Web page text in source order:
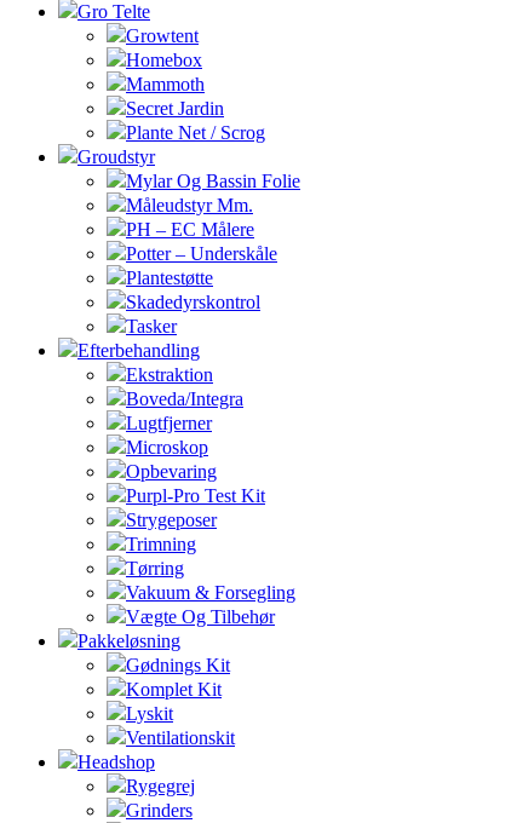
Gro Telte
Growtent
Homebox
Mammoth
Secret Jardin
Plante Net / Scrog
Groudstyr
Mylar Og Bassin Folie
Måleudstyr Mm.
PH – EC Målere
Potter – Underskåle
Plantestøtte
Skadedyrskontrol
Tasker
Efterbehandling
Ekstraktion
Boveda/Integra
Lugtfjerner
Microskop
Opbevaring
Purpl-Pro Test Kit
Strygeposer
Trimning
Tørring
Vakuum & Forsegling
Vægte Og Tilbehør
Pakkeløsning
Gødnings Kit
Komplet Kit
Lyskit
Ventilationskit
Headshop
Rygegrej
Grinders